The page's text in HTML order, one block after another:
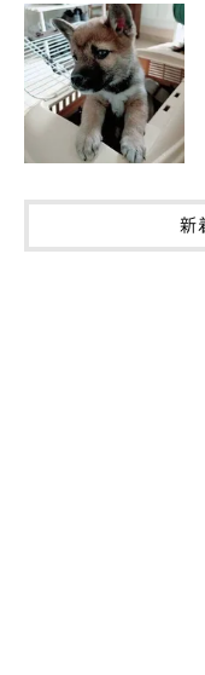
2026年5月時点の情報
新